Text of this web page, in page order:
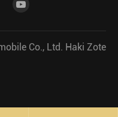
Co., Ltd. Haki Zote